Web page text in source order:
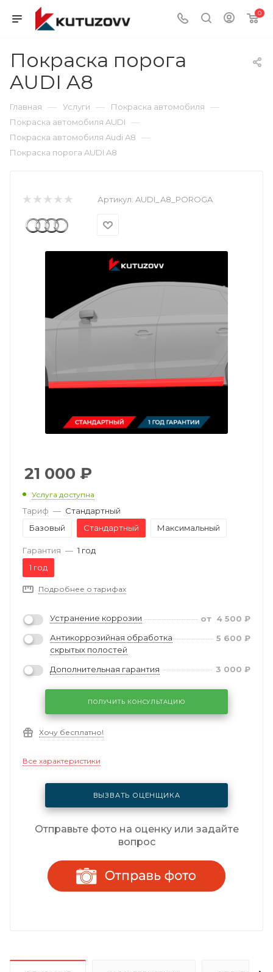
0
Покраска порога
AUDI A8
Главная — Услуги — Покраска автомобиля —
Покраска автомобиля AUDI —
Покраска автомобиля Audi A8 —
Покраска порога AUDI A8
Артикул: AUDI_A8_POROGA
21 000 ₽
Услуга доступна
Тариф — Стандартный
Базовый
Стандартный Максимальный
Гарантия — 1 год
1 год
Подробнее о тарифах
Устранение коррозии от 4 500 ₽
Антикоррозийная обработка
скрытых полостей
5 600 ₽
Дополнительная гарантия 3 000 ₽
ПОЛУЧИТЬ КОНСУЛЬТАЦИЮ
Хочу бесплатно!
Все характеристики
ВЫЗВАТЬ ОЦЕНЩИКА
Отправьте фото на оценку или задайте
вопрос